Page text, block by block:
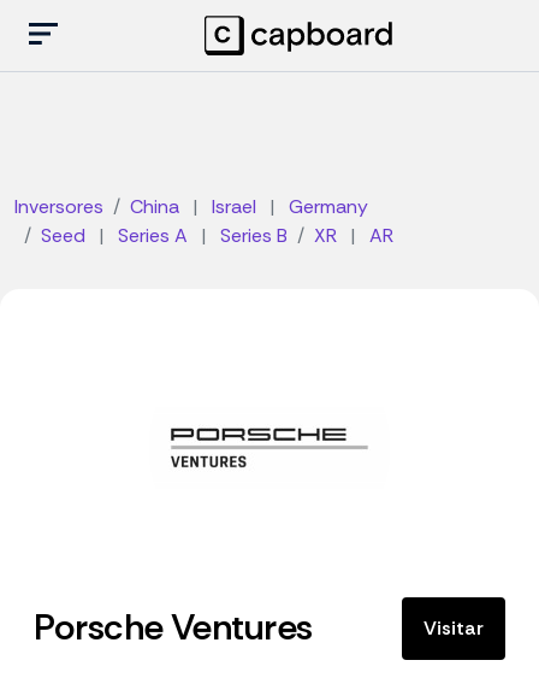
Inversores China | Israel |
Germany
Seed
| Series A | Series B XR | AR
Porsche Ventures Visitar